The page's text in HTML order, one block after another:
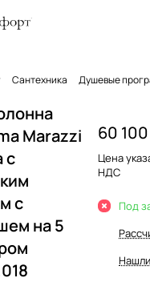
Сантехника Душевые
Marazzi
с
с
на 5
60
Цена
НДС
Под